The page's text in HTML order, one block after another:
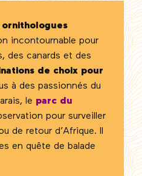
incontournable pour
des canards et des
de choix pour
à des passionnés du
le parc du
pour surveiller
de retour d’Afrique. Il
en quête de balade